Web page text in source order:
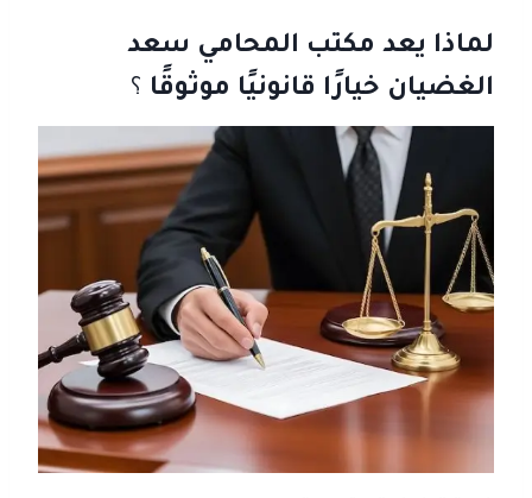
لماذا يعد مكتب المحامي سعد
الغضيان خيارًا قانونيًا موثوقًا ؟